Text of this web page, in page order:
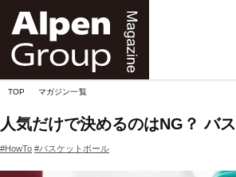
TOP マガジン一覧
人気だけで決めるのはNG？ バ
#HowTo #バスケットボール